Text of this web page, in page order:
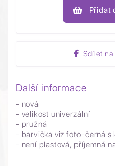
Přidat
Sdílet na
Další informace
- nová
- velikost univerzální
- pružná
- barvička viz foto-černá s
- není plastová, příjemná